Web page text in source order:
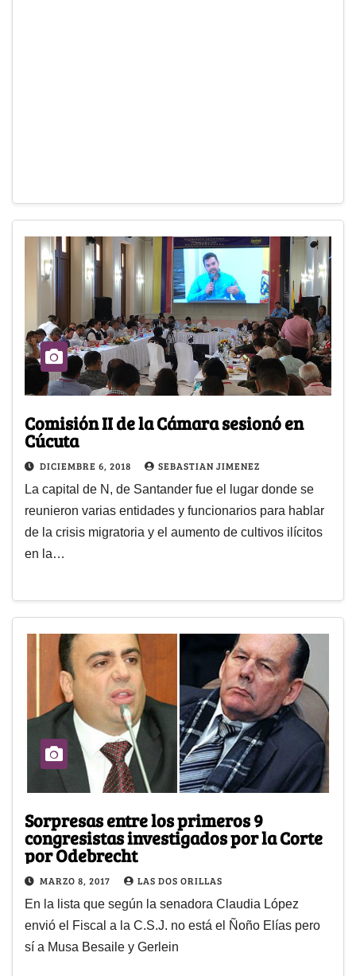
Comisión II de la Cámara sesionó en
Cúcuta
DICIEMBRE 6, 2018 SEBASTIAN JIMENEZ
La capital de N, de Santander fue el lugar donde se
reunieron varias entidades y funcionarios para hablar
de la crisis migratoria y el aumento de cultivos ilícitos
en la…
Sorpresas entre los primeros 9
congresistas investigados por la Corte
por Odebrecht
MARZO 8, 2017 LAS DOS ORILLAS
En la lista que según la senadora Claudia López
envió el Fiscal a la C.S.J. no está el Ñoño Elías pero
sí a Musa Besaile y Gerlein